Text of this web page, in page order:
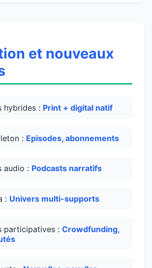
et nouveaux
hybrides : Print + digital natif
: Episodes, abonnements
audio : Podcasts narratifs
: Univers multi-supports
participatives : Crowdfunding,